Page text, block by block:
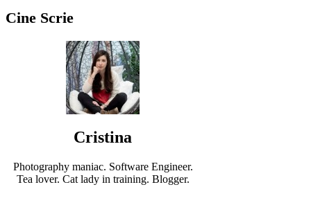
Cine Scrie
Cristina
Photography maniac. Software Engineer.
Tea lover. Cat lady in training. Blogger.